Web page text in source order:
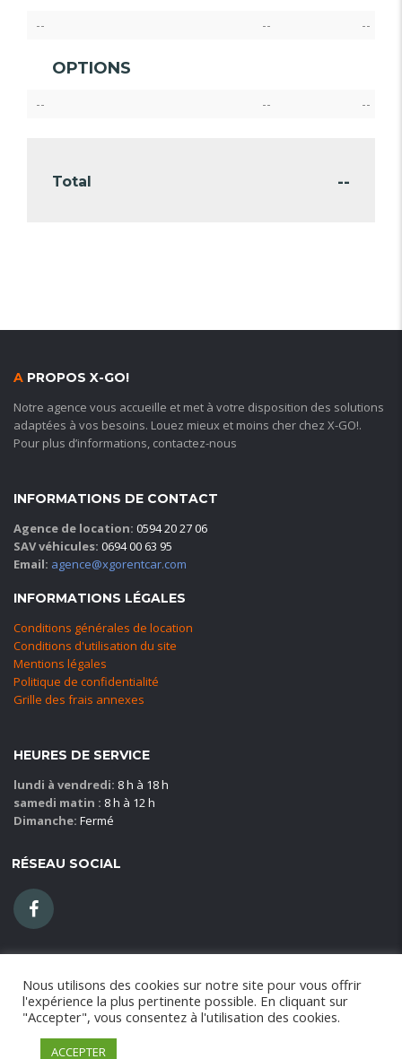
-- -- --
OPTIONS
-- -- --
Total --
A PROPOS X-GO!
Notre agence vous accueille et met à votre disposition des solutions
adaptées à vos besoins. Louez mieux et moins cher chez X-GO!.
Pour plus d’informations, contactez-nous
INFORMATIONS DE CONTACT
Agence de location: 0594 20 27 06
SAV véhicules: 0694 00 63 95
Email: agence@xgorentcar.com
INFORMATIONS LÉGALES
Conditions générales de location
Conditions d'utilisation du site
Mentions légales
Politique de confidentialité
Grille des frais annexes
HEURES DE SERVICE
lundi à vendredi: 8 h à 18 h
samedi matin : 8 h à 12 h
Dimanche: Fermé
RÉSEAU SOCIAL
© 2021X-Go!
Blajer location SAS - RCS 824155485 CAYENNE -
Capital social 1000 € - Copyright 2016
Nous utilisons des cookies sur notre site pour vous offrir
l'expérience la plus pertinente possible. En cliquant sur
"Accepter", vous consentez à l'utilisation des cookies.
ACCEPTER